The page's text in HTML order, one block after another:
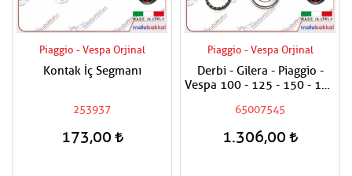
Piaggio - Vespa Orjinal
Kontak İç Segmanı
253937
173,00
Piaggio - Vespa Orjinal
Derbi - Gilera - Piaggio -
Vespa 100 - 125 - 150 - 180
Maşa Rulman Set Alt - Furş
Rulman Set Alt
65007545
1.306,00